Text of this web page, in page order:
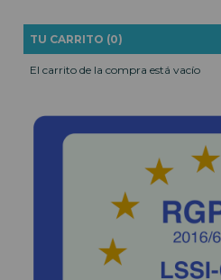
TU CARRITO (0)
El carrito de la compra está vacío